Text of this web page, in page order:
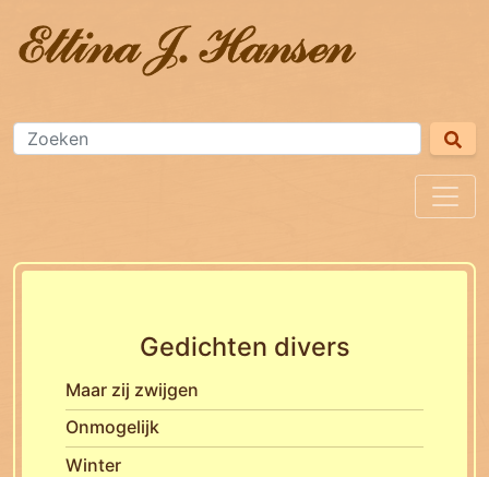
Gedichten divers
Maar zij zwijgen
Onmogelijk
Winter